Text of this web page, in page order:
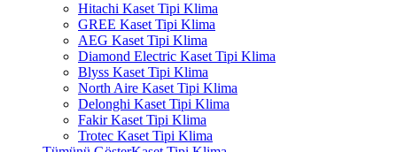
Hitachi Kaset Tipi Klima
GREE Kaset Tipi Klima
AEG Kaset Tipi Klima
Diamond Electric Kaset Tipi Klima
Blyss Kaset Tipi Klima
North Aire Kaset Tipi Klima
Delonghi Kaset Tipi Klima
Fakir Kaset Tipi Klima
Trotec Kaset Tipi Klima